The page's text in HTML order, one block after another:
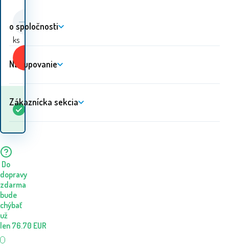
ks
Kúpiť
Do
dopravy
zdarma
bude
chýbať
už
len 76.70 EUR
o spoločnosti
Nakupovanie
Zákaznícka sekcia